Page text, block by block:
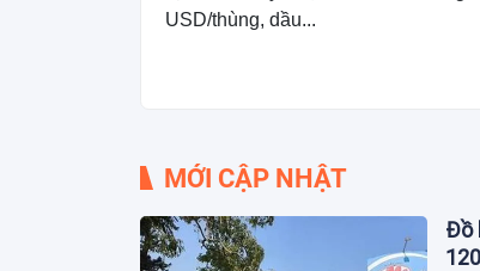
USD/thùng, dầu...
MỚI CẬP NHẬT
Đồ